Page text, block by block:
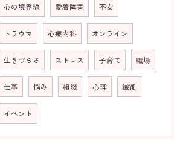
心の境界線 愛着障害 不安
トラウマ 心療内科 オンライン
生きづらさ ストレス 子育て 職場
仕事 悩み 相談 心理 繊細
イベント